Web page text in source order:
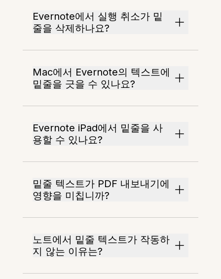
Evernote에서 실행 취소가 밑
줄을 삭제하나요?
Mac에서 Evernote의 텍스트에
밑줄을 긋을 수 있나요?
Evernote iPad에서 밑줄을 사
용할 수 있나요?
밑줄 텍스트가 PDF 내보내기에
영향을 미칩니까?
노트에서 밑줄 텍스트가 작동하
지 않는 이유는?